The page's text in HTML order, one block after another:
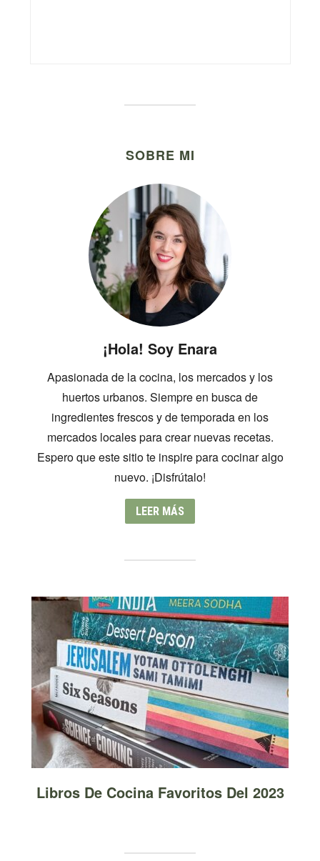
SOBRE MI
¡Hola! Soy Enara
Apasionada de la cocina, los mercados y los
huertos urbanos. Siempre en busca de
ingredientes frescos y de temporada en los
mercados locales para crear nuevas recetas.
Espero que este sitio te inspire para cocinar algo
nuevo. ¡Disfrútalo!
LEER MÁS
Libros De Cocina Favoritos Del 2023